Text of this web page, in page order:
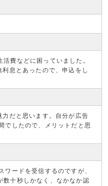
費などに困っていました。
息とあったので、申込をし
だと思います。自分が広告
でしたので、メリットだと思
ワードを受信するのですが、
数十秒しかなく、なかなか認